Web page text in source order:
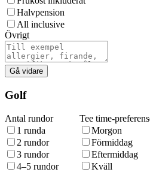
Halvpension
All inclusive
Övrigt
Gå vidare
Golf
Antal rundor
1 runda
2 rundor
3 rundor
4–5 rundor
Tee time-
Morgon
Förmiddag
Eftermiddag
Kväll